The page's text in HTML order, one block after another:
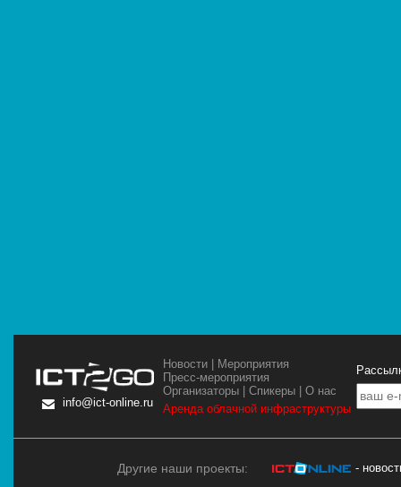
info@ict-online.ru
Новости | Мероприятия
Пресс-мероприятия
Организаторы |Спикеры |О нас
Аренда облачной инфраструктуры
Другие наши проекты: -